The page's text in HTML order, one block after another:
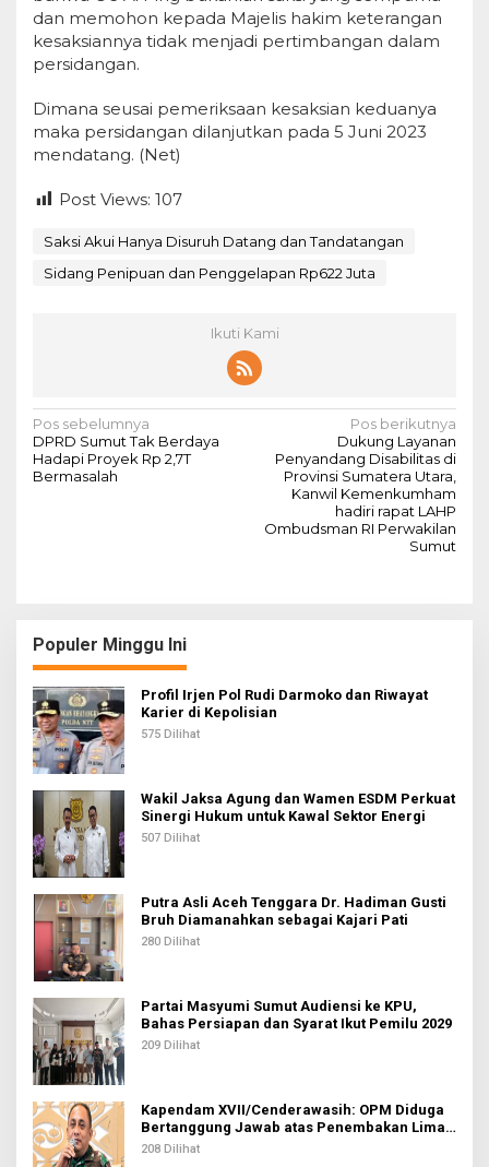
dan memohon kepada Majelis hakim keterangan
kesaksiannya tidak menjadi pertimbangan dalam
persidangan.
Dimana seusai pemeriksaan kesaksian keduanya
maka persidangan dilanjutkan pada 5 Juni 2023
mendatang. (Net)
Post Views: 107
Saksi Akui Hanya Disuruh Datang dan Tandatangan
Sidang Penipuan dan Penggelapan Rp622 Juta
Ikuti Kami
N
a
v
i
p
o
s
Pos sebelumnya
DPRD Sumut Tak Berdaya
Hadapi Proyek Rp 2,7T
Bermasalah
Pos berikutnya
Dukung Layanan
Penyandang Disabilitas di
Provinsi Sumatera Utara,
Kanwil Kemenkumham
hadiri rapat LAHP
Ombudsman RI Perwakilan
Sumut
Populer Minggu Ini
Profil Irjen Pol Rudi Darmoko dan Riwayat
Karier di Kepolisian
575 Dilihat
Wakil Jaksa Agung dan Wamen ESDM Perkuat
Sinergi Hukum untuk Kawal Sektor Energi
507 Dilihat
Putra Asli Aceh Tenggara Dr. Hadiman Gusti
Bruh Diamanahkan sebagai Kajari Pati
280 Dilihat
Partai Masyumi Sumut Audiensi ke KPU,
Bahas Persiapan dan Syarat Ikut Pemilu 2029
209 Dilihat
Kapendam XVII/Cenderawasih: OPM Diduga
Bertanggung Jawab atas Penembakan Lima
Pekerja di Tolikara
208 Dilihat